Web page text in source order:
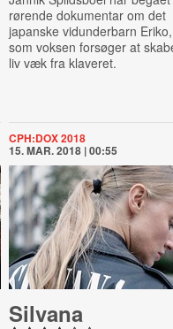
rørende dokumentar om det
japanske vidunderbarn
som voksen forsøger at
liv væk fra klaveret.
CPH:DOX 2018
15. MAR. 2018 | 00:55
Silvana